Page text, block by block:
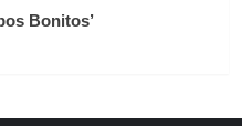
Bonitos’